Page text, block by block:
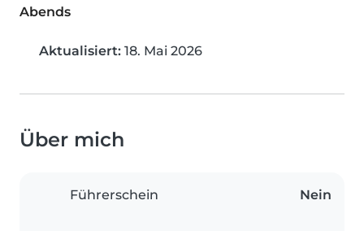
Abends
Aktualisiert: 18. Mai 2026
Über mich
Führerschein Nein